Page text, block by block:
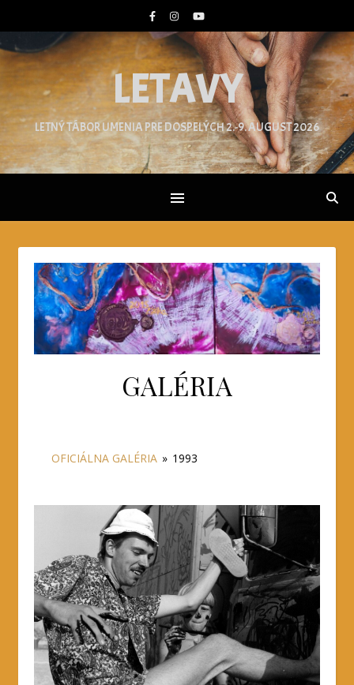
LETAVY
LETNÝ TÁBOR UMENIA PRE DOSPELÝCH 2.-9. AUGUST 2026
GALÉRIA
OFICIÁLNA GALÉRIA » 1993